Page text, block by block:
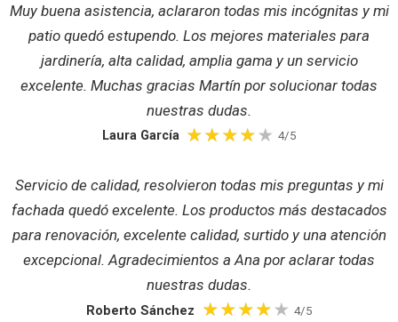
Muy buena asistencia, aclararon todas mis incógnitas y mi
patio quedó estupendo. Los mejores materiales para
jardinería, alta calidad, amplia gama y un servicio
excelente. Muchas gracias Martín por solucionar todas
nuestras dudas.
Laura García 4/5
Servicio de calidad, resolvieron todas mis preguntas y mi
fachada quedó excelente. Los productos más destacados
para renovación, excelente calidad, surtido y una atención
excepcional. Agradecimientos a Ana por aclarar todas
nuestras dudas.
Roberto Sánchez 4/5